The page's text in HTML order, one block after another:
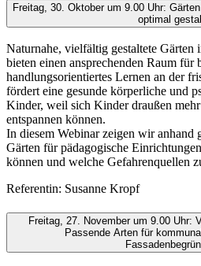
Freitag, 30. Oktober um 9.00 Uhr:
optimal
Naturnahe, vielfältig gestaltete Gärten
bieten einen ansprechenden Raum für
handlungsorientiertes Lernen an der
fördert eine gesunde körperliche und
Kinder, weil sich Kinder draußen
entspannen können.
In diesem Webinar zeigen wir anhand
Gärten für pädagogische
können und welche Gefahrenquellen
Referentin: Susanne Kropf
Freitag, 27. November um 9.00 Uhr:
Passende Arten für